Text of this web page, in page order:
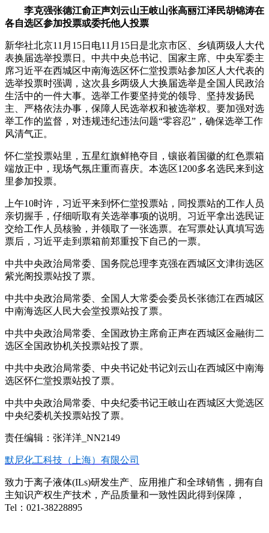
李克强张德江俞正声刘云山王岐山张高丽江泽民胡锦涛在
各自选区参加投票或委托他人投票
新华社北京11月15日电11月15日是北京市区、乡镇两级人大代
表换届选举投票日。中共中央总书记、国家主席、中央军委主
席习近平在西城区中南海选区怀仁堂投票站参加区人大代表的
选举投票时强调，这次县乡两级人大换届选举是全国人民政治
生活中的一件大事。选举工作要坚持党的领导、坚持发扬民
主、严格依法办事，保障人民选举权和被选举权。要加强对选
举工作的监督，对违规违纪违法问题“零容忍”，确保选举工作
风清气正。
怀仁堂投票站里，五星红旗鲜艳夺目，镶嵌着国徽的红色票箱
端放正中，现场气氛庄重而喜庆。本选区1200多名选民来到这
里参加投票。
上午10时许，习近平来到怀仁堂投票站，同投票站的工作人员
亲切握手，仔细听取有关选举事项的说明。习近平拿出选民证
交给工作人员核验，并领取了一张选票。在写票处认真填写选
票后，习近平走到票箱前郑重投下自己的一票。
中共中央政治局常委、国务院总理李克强在西城区文津街选区
紫光阁投票站投了票。
中共中央政治局常委、全国人大常委会委员长张德江在西城区
中南海选区人民大会堂投票站投了票。
中共中央政治局常委、全国政协主席俞正声在西城区金融街二
选区全国政协机关投票站投了票。
中共中央政治局常委、中央书记处书记刘云山在西城区中南海
选区怀仁堂投票站投了票。
中共中央政治局常委、中央纪委书记王岐山在西城区大觉选区
中央纪委机关投票站投了票。
责任编辑：张洋洋_NN2149
默尼化工科技（上海）有限公司
致力于离子液体(ILs)研发生产、应用推广和全球销售，拥有自
主知识产权生产技术，产品质量和一致性因此得到保障，
Tel：021-38228895